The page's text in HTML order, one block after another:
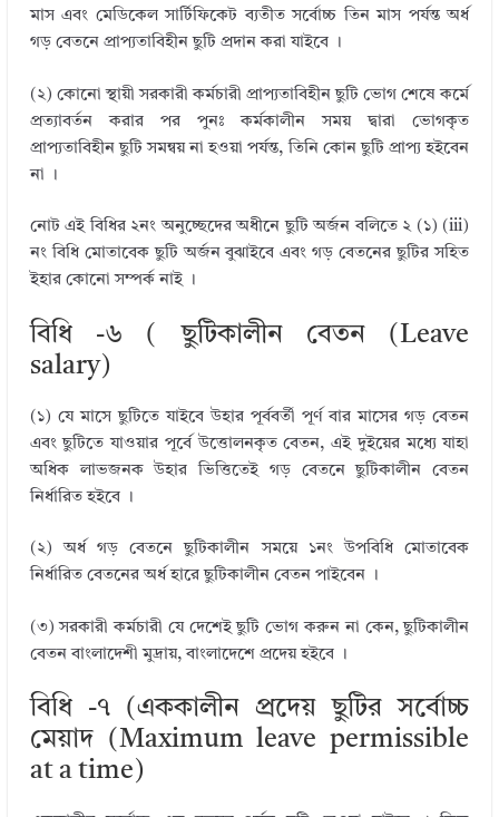
মাস এবং মেডিকেল সার্টিফিকেট ব্যতীত সর্বোচ্চ তিন মাস পর্যন্ত অর্ধ
গড় বেতনে প্রাপ্যতাবিহীন ছুটি প্রদান করা যাইবে ।
(২) কোনো স্থায়ী সরকারী কর্মচারী প্রাপ্যতাবিহীন ছুটি ভোগ শেষে কর্মে
প্রত্যাবর্তন করার পর পুনঃ কর্মকালীন সময় দ্বারা ভোগকৃত
প্রাপ্যতাবিহীন ছুটি সমন্বয় না হওয়া পর্যন্ত, তিনি কোন ছুটি প্রাপ্য হইবেন
না ।
নোট এই বিধির ২নং অনুচ্ছেদের অধীনে ছুটি অর্জন বলিতে ২ (১) (iii)
নং বিধি মোতাবেক ছুটি অর্জন বুঝাইবে এবং গড় বেতনের ছুটির সহিত
ইহার কোনো সম্পর্ক নাই ।
বিধি -৬ ( ছুটিকালীন বেতন (Leave
salary)
(১) যে মাসে ছুটিতে যাইবে উহার পূর্ববর্তী পূর্ণ বার মাসের গড় বেতন
এবং ছুটিতে যাওয়ার পূর্বে উত্তোলনকৃত বেতন, এই দুইয়ের মধ্যে যাহা
অধিক লাভজনক উহার ভিত্তিতেই গড় বেতনে ছুটিকালীন বেতন
নির্ধারিত হইবে ।
(২) অর্ধ গড় বেতনে ছুটিকালীন সময়ে ১নং উপবিধি মোতাবেক
নির্ধারিত বেতনের অর্ধ হারে ছুটিকালীন বেতন পাইবেন ।
(৩) সরকারী কর্মচারী যে দেশেই ছুটি ভোগ করুন না কেন, ছুটিকালীন
বেতন বাংলাদেশী মুদ্রায়, বাংলাদেশে প্রদেয় হইবে ।
বিধি -৭ (এককালীন প্রদেয় ছুটির সর্বোচ্চ
মেয়াদ (Maximum leave permissible
at a time)